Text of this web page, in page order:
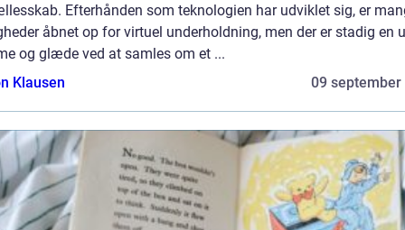
Efterhånden som teknologien har udviklet sig, er
åbnet op for virtuel underholdning, men der er stadig en
og glæde ved at samles om et ...
Klausen
09 september